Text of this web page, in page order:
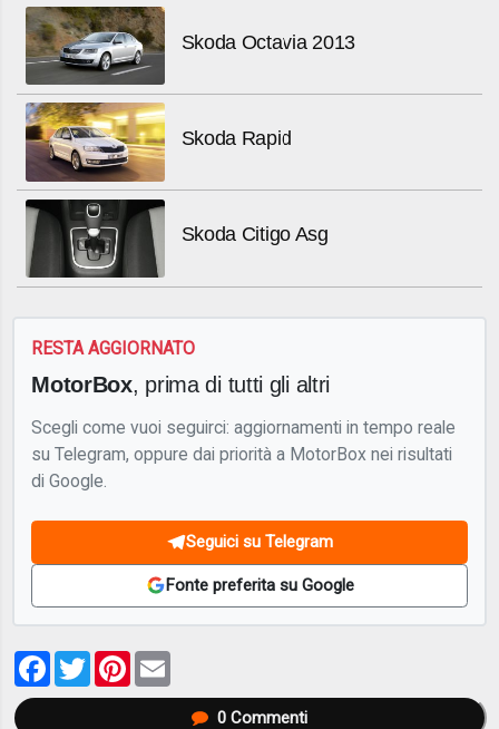
Skoda Octavia 2013
Skoda Rapid
Skoda Citigo Asg
RESTA AGGIORNATO
MotorBox, prima di tutti gli altri
Scegli come vuoi seguirci: aggiornamenti in tempo reale
su Telegram, oppure dai priorità a MotorBox nei risultati
di Google.
Seguici su Telegram
Fonte preferita su Google
Facebook
TwitterPinterest
0Commenti